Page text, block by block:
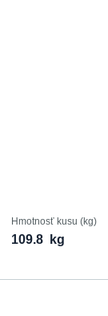
Hmotnosť kusu (kg)
109.8 kg